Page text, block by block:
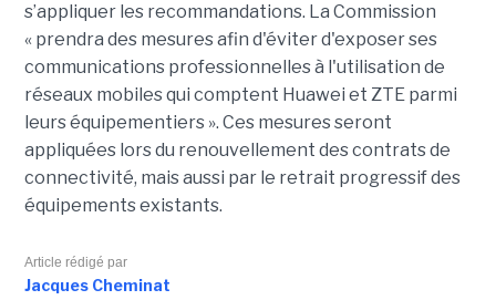
s’appliquer les recommandations. La Commission
« prendra des mesures afin d'éviter d'exposer ses
communications professionnelles à l'utilisation de
réseaux mobiles qui comptent Huawei et ZTE parmi
leurs équipementiers ». Ces mesures seront
appliquées lors du renouvellement des contrats de
connectivité, mais aussi par le retrait progressif des
équipements existants.
Article rédigé par
Jacques Cheminat